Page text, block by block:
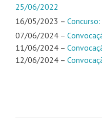
25/06/2022
16/05/2023 –
07/06/2024 –
11/06/2024 –
12/06/2024 –